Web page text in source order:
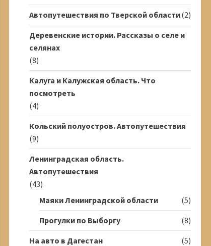
Автопутешествия по Тверской области(2)
Деревенские истории. Рассказы о селе и
селянах
(8)
Калуга и Калужская область. Что
посмотреть
(4)
Кольский полуостров. Автопутешествия
(9)
Ленинградская область.
Автопутешествия
(43)
Маяки Ленинградской области
(5)
Прогулки по Выборгу
(8)
На авто в Дагестан
(5)